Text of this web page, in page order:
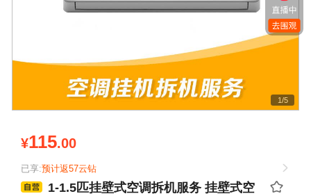
1/5
¥115.00
已享:预计返57云钻
1-1.5匹挂壁式空调拆机服务 挂壁式空